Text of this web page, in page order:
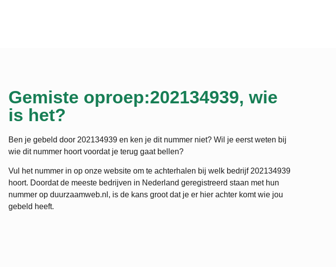
Gemiste oproep:202134939, wie
is het?
Ben je gebeld door 202134939 en ken je dit nummer niet? Wil je eerst weten bij
wie dit nummer hoort voordat je terug gaat bellen?
Vul het nummer in op onze website om te achterhalen bij welk bedrijf 202134939
hoort. Doordat de meeste bedrijven in Nederland geregistreerd staan met hun
nummer op duurzaamweb.nl, is de kans groot dat je er hier achter komt wie jou
gebeld heeft.